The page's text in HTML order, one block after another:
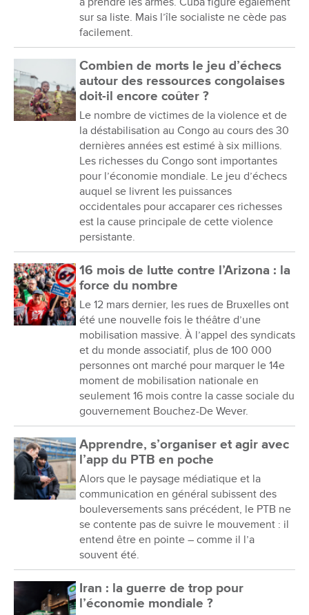
sur sa liste. Mais l’île socialiste ne cède pas
facilement.
Combien de morts le jeu d’échecs
autour des ressources congolaises
doit-il encore coûter ?
Le nombre de victimes de la violence et de
la déstabilisation au Congo au cours des 30
dernières années est estimé à six millions.
Les richesses du Congo sont importantes
pour l’économie mondiale. Le jeu d’échecs
auquel se livrent les puissances
occidentales pour accaparer ces richesses
est la cause principale de cette violence
persistante.
16 mois de lutte contre l’Arizona : la
force du nombre
Le 12 mars dernier, les rues de Bruxelles ont
été une nouvelle fois le théâtre d’une
mobilisation massive. À l’appel des syndicats
et du monde associatif, plus de 100 000
personnes ont marché pour marquer le 14e
moment de mobilisation nationale en
seulement 16 mois contre la casse sociale du
gouvernement Bouchez-De Wever.
Apprendre, s’organiser et agir avec
l’app du PTB en poche
Alors que le paysage médiatique et la
communication en général subissent des
bouleversements sans précédent, le PTB ne
se contente pas de suivre le mouvement : il
entend être en pointe – comme il l’a
souvent été.
Iran : la guerre de trop pour
l’économie mondiale ?